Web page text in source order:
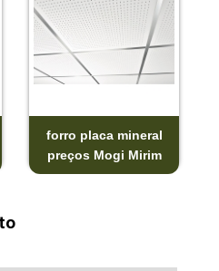
forro placa mineral
preços Mogi Mirim